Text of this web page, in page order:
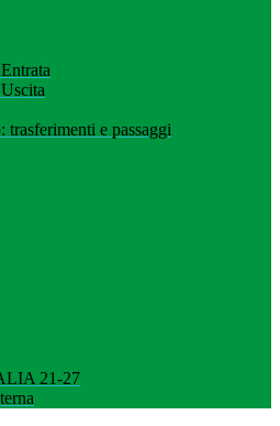
trasferimenti e passaggi
21-27